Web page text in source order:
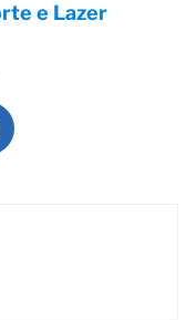
e Lazer